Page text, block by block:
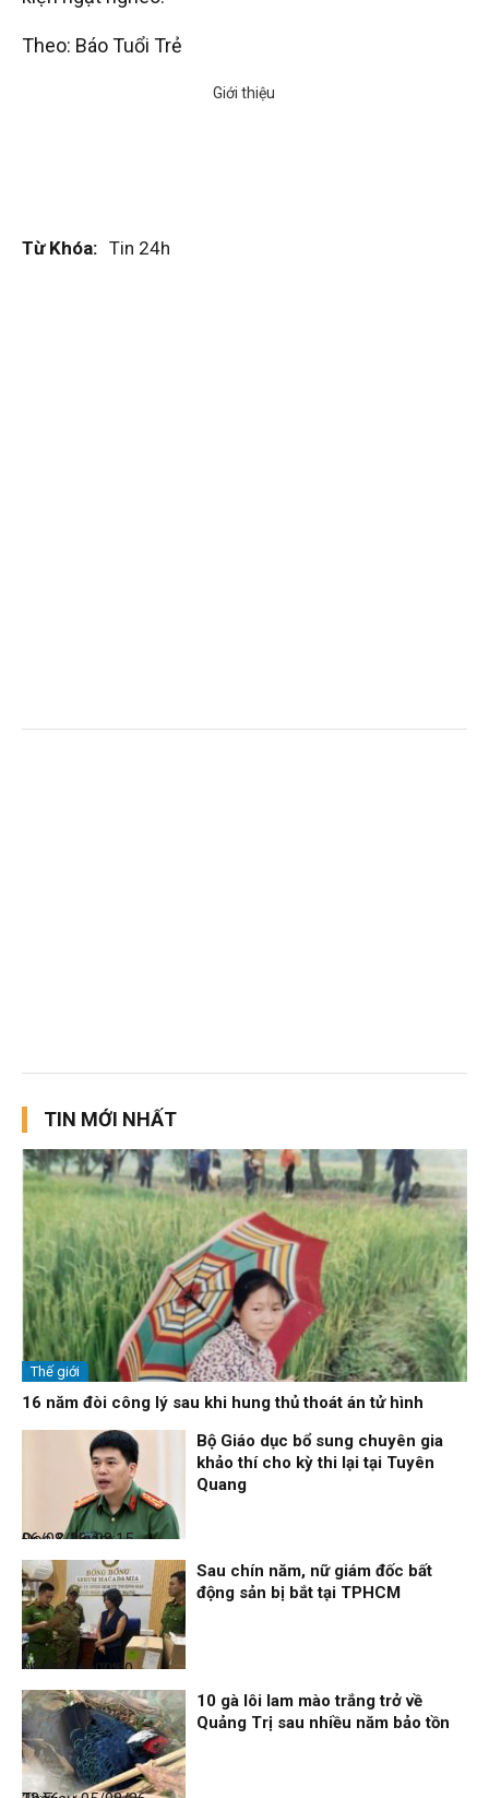
Theo: Báo Tuổi Trẻ
Từ Khóa: Tin 24h
TIN MỚI NHẤT
Thế giới
16 năm đòi công lý sau khi hung thủ thoát án tử hình
Đọc & Ngẫm
06/08/26, 08:15
Bộ Giáo dục bổ sung chuyên gia
khảo thí cho kỳ thi lại tại Tuyên
Quang
Nhịp sống 24h
06/08/26, 00:00
Sau chín năm, nữ giám đốc bất
động sản bị bắt tại TPHCM
10 gà lôi lam mào trắng trở về
Quảng Trị sau nhiều năm bảo tồn